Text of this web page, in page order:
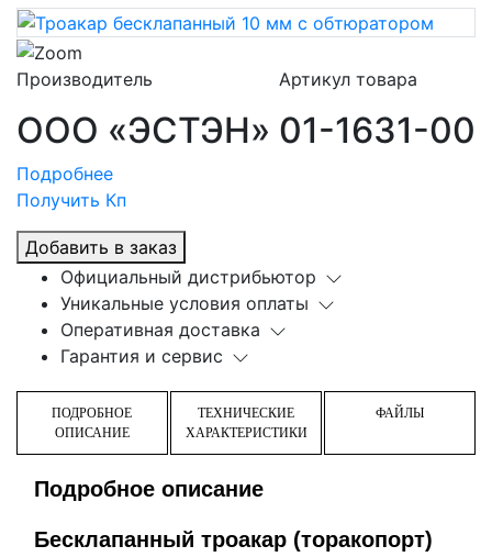
Производитель
ООО «ЭСТЭН»
Артикул товара
01-1631-00
Подробнее
Получить Кп
Добавить в заказ
Официальный дистрибьютор
Уникальные условия оплаты
Оперативная доставка
Гарантия и сервис
ПОДРОБНОЕ
ОПИСАНИЕ
ТЕХНИЧЕСКИЕ
ХАРАКТЕРИСТИКИ
ФАЙЛЫ
Подробное описание
Бесклапанный троакар (торакопорт)